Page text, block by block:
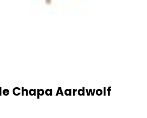
Chapa Aardwolf